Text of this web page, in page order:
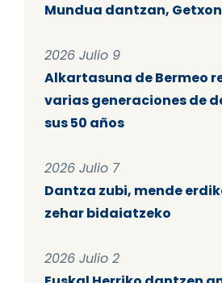
Mundua dantzan, Getxon
2026 Julio 9
Alkartasuna de Bermeo
varias generaciones de
sus 50 años
2026 Julio 7
Dantza zubi, mende
zehar bidaiatzeko
2026 Julio 2